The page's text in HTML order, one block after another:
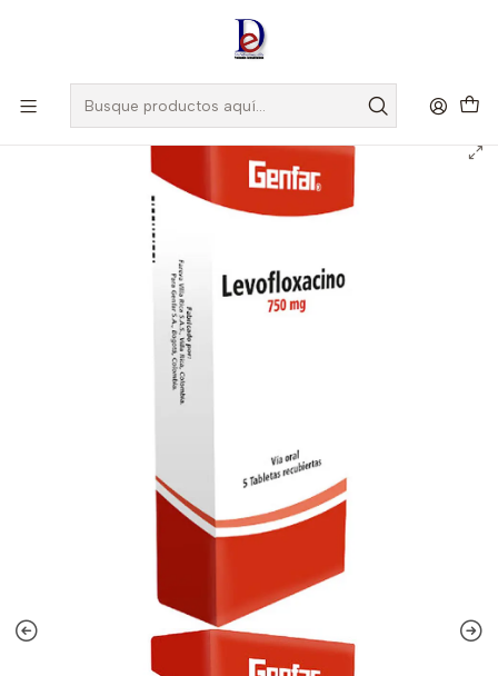
, Si eres nuevo regístrate
LEVOFLOXACINO 750 MG X 5 TAB --GENFAR UBI 7-F